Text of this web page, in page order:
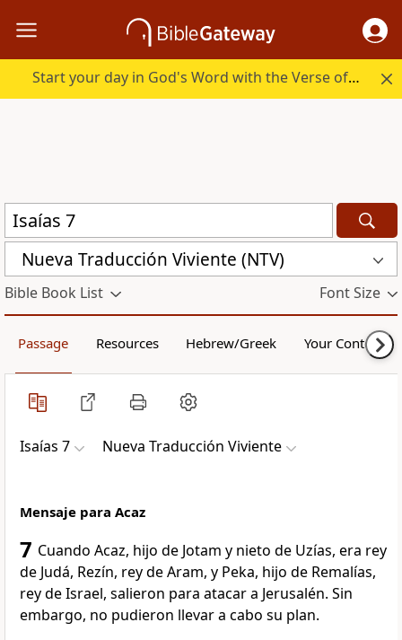
Start your day in God's Word with the Verse of the Day.
Nueva Traducción Viviente (NTV)
Bible Book List Font Size
Passage Resources Hebrew/Greek Your Content
Isaías 7 Nueva Traducción Viviente
Mensaje para Acaz
7 Cuando Acaz, hijo de Jotam y nieto de Uzías, era rey
de Judá, Rezín, rey de Aram, y Peka, hijo de Remalías,
rey de Israel, salieron para atacar a Jerusalén. Sin
embargo, no pudieron llevar a cabo su plan.